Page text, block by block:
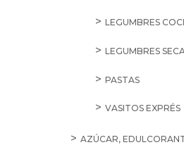
LEGUMBRES
LEGUMBRES
PASTAS
VASITOS EXPRÉS
AZÚCAR,